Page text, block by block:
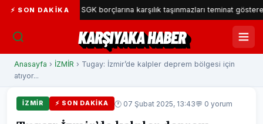
⚡ SON DAKIKA
Belediyesi SGK borçlarına karşılık taşınmazları teminat gösterecek
KARŞIYAKA HABER
Anasayfa › İZMİR › Tugay: İzmir’de kalpler deprem bölgesi için
atıyor...
İZMİR ⚡ SON DAKIKA 🕐 07 Şubat 2025, 13:43💬 0 yorum